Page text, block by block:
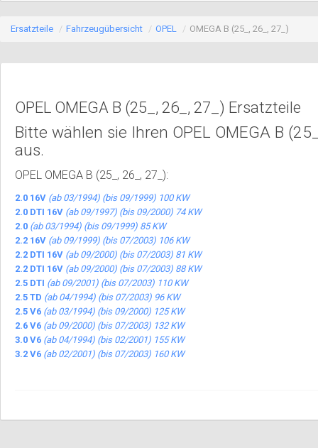
Ersatzteile / Fahrzeugübersicht / OPEL / OMEGA B (25_, 26_, 27_)
OPEL OMEGA B (25_, 26_, 27_) Ersatzteile
Bitte wählen sie Ihren OPEL OMEGA B
aus.
OPEL OMEGA B (25_, 26_, 27_):
2.0 16V (ab 03/1994) (bis 09/1999) 100 KW
2.0 DTI 16V (ab 09/1997) (bis 09/2000) 74 KW
2.0 (ab 03/1994) (bis 09/1999) 85 KW
2.2 16V (ab 09/1999) (bis 07/2003) 106 KW
2.2 DTI 16V (ab 09/2000) (bis 07/2003) 81 KW
2.2 DTI 16V (ab 09/2000) (bis 07/2003) 88 KW
2.5 DTI (ab 09/2001) (bis 07/2003) 110 KW
2.5 TD (ab 04/1994) (bis 07/2003) 96 KW
2.5 V6 (ab 03/1994) (bis 09/2000) 125 KW
2.6 V6 (ab 09/2000) (bis 07/2003) 132 KW
3.0 V6 (ab 04/1994) (bis 02/2001) 155 KW
3.2 V6 (ab 02/2001) (bis 07/2003) 160 KW